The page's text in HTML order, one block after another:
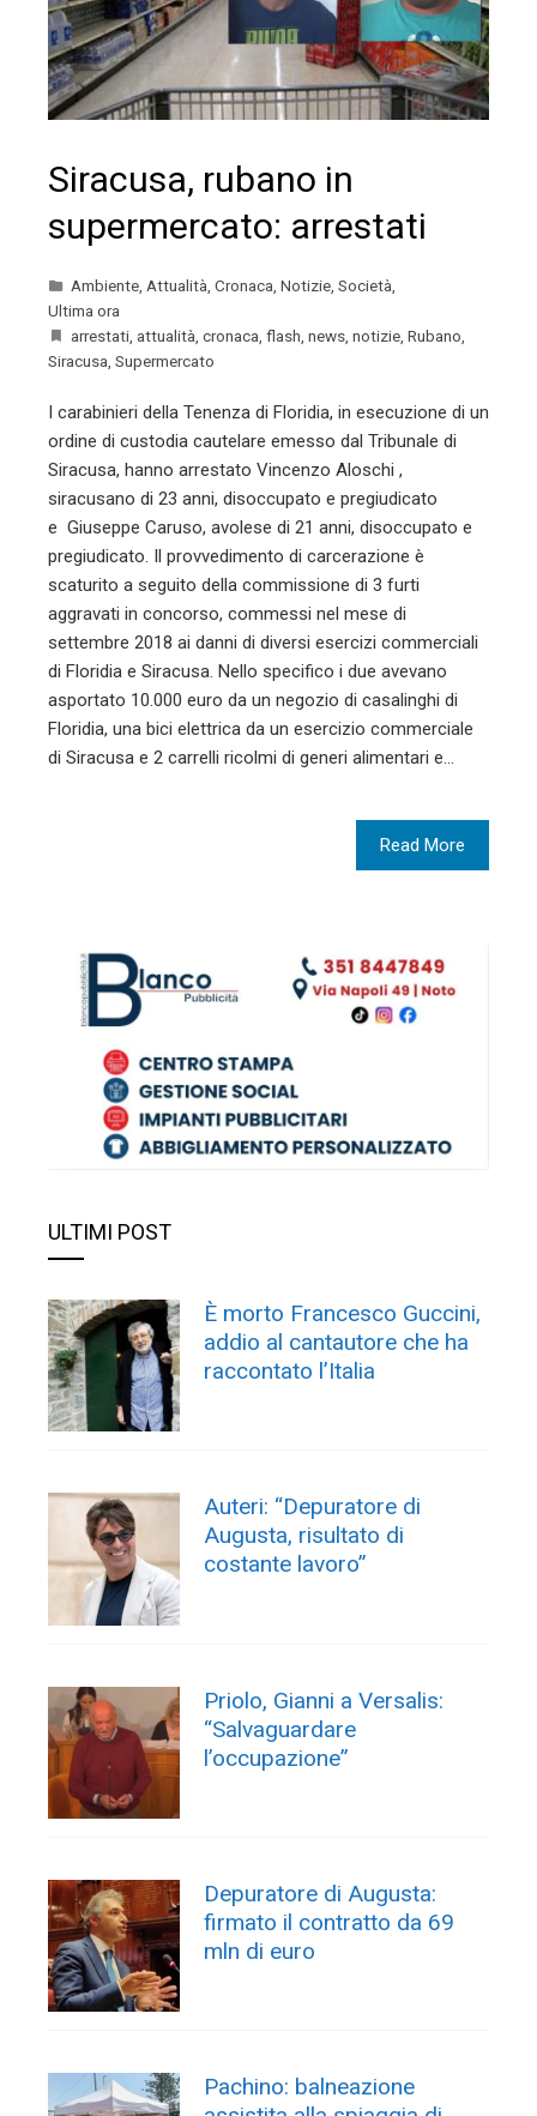
Siracusa, rubano in
supermercato: arrestati
Ambiente Attualità Cronaca Notizie Società
Ultima ora
arrestati attualità cronaca flash news notizie Rubano
Siracusa Supermercato
I carabinieri della Tenenza di Floridia, in esecuzione di un
ordine di custodia cautelare emesso dal Tribunale di
Siracusa, hanno arrestato Vincenzo Aloschi ,
siracusano di 23 anni, disoccupato e pregiudicato
e Giuseppe Caruso, avolese di 21 anni, disoccupato e
pregiudicato. Il provvedimento di carcerazione è
scaturito a seguito della commissione di 3 furti
aggravati in concorso, commessi nel mese di
settembre 2018 ai danni di diversi esercizi commerciali
di Floridia e Siracusa. Nello specifico i due avevano
asportato 10.000 euro da un negozio di casalinghi di
Floridia, una bici elettrica da un esercizio commerciale
di Siracusa e 2 carrelli ricolmi di generi alimentari e…
Read More
ULTIMI POST
È morto Francesco Guccini,
addio al cantautore che ha
raccontato l’Italia
Auteri: “Depuratore di
Augusta, risultato di
costante lavoro”
Priolo, Gianni a Versalis:
“Salvaguardare
l’occupazione”
Depuratore di Augusta:
firmato il contratto da 69
mln di euro
Pachino: balneazione